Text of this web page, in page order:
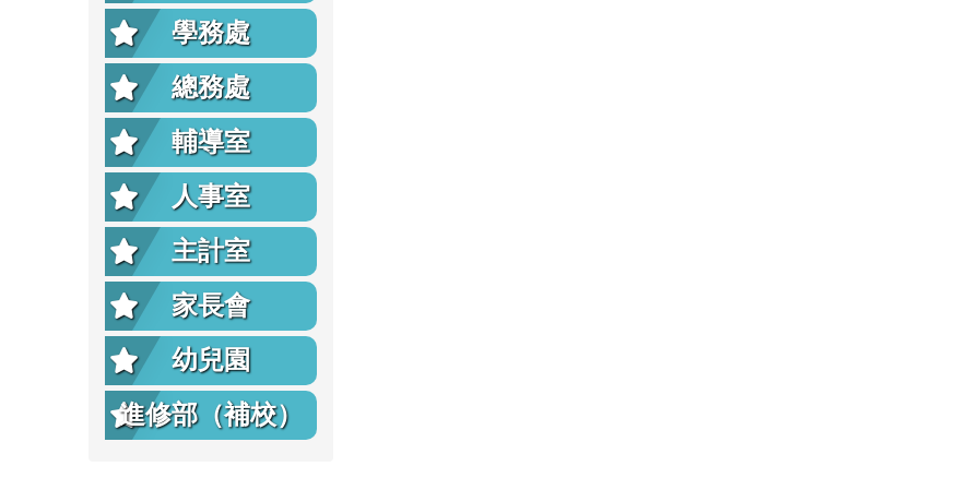
學務處
總務處
輔導室
人事室
主計室
家長會
幼兒園
進修部（補校）